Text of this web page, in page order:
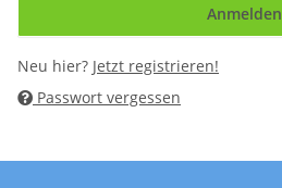
Anmelden
Neu hier? Jetzt registrieren!
Passwort vergessen